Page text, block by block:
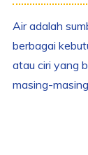
Air adalah
berbagai
atau ciri yang
masing-